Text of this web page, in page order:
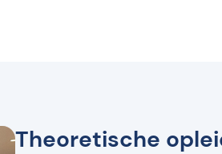
Theoretische